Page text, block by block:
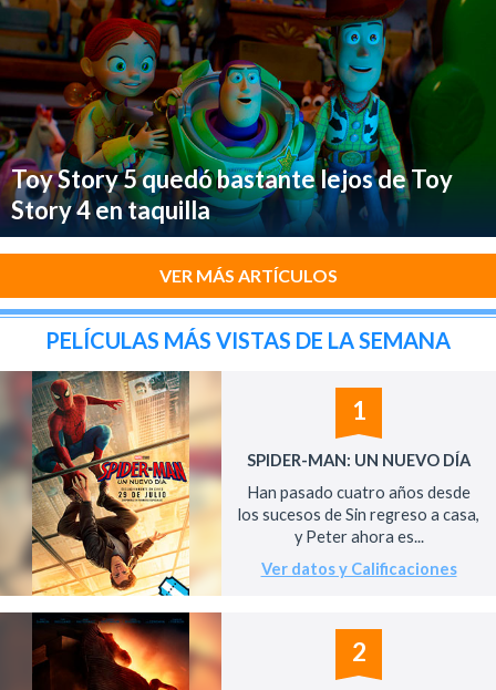
Toy Story 5 quedó bastante lejos de Toy
Story 4 en taquilla
VER MÁS ARTÍCULOS
PELÍCULAS MÁS VISTAS DE LA SEMANA
1
SPIDER-MAN: UN NUEVO DÍA
Han pasado cuatro años desde
los sucesos de Sin regreso a casa,
y Peter ahora es...
Ver datos y Calificaciones
2